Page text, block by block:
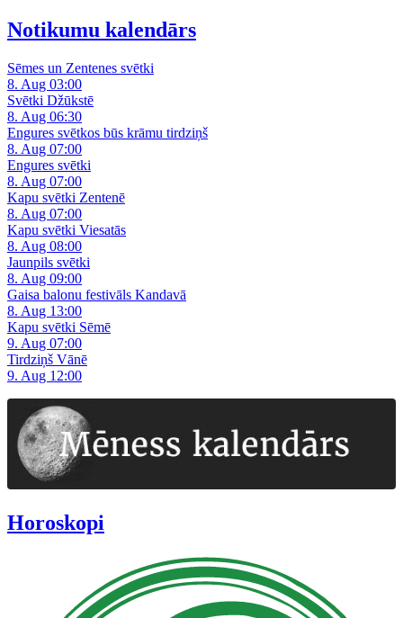
Notikumu kalendārs
Sēmes un Zentenes svētki
8. Aug 03:00
Svētki Džūkstē
8. Aug 06:30
Engures svētkos būs krāmu tirdziņš
8. Aug 07:00
Engures svētki
8. Aug 07:00
Kapu svētki Zentenē
8. Aug 07:00
Kapu svētki Viesatās
8. Aug 08:00
Jaunpils svētki
8. Aug 09:00
Gaisa balonu festivāls Kandavā
8. Aug 13:00
Kapu svētki Sēmē
9. Aug 07:00
Tirdziņš Vānē
9. Aug 12:00
Horoskopi